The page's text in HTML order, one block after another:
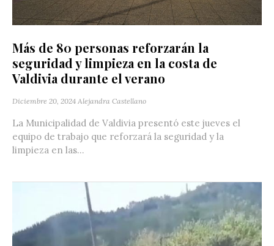
Más de 80 personas reforzarán la
seguridad y limpieza en la costa de
Valdivia durante el verano
Diciembre 20, 2024 Alejandra Castellano
La Municipalidad de Valdivia presentó este jueves el
equipo de trabajo que reforzará la seguridad y la
limpieza en las...